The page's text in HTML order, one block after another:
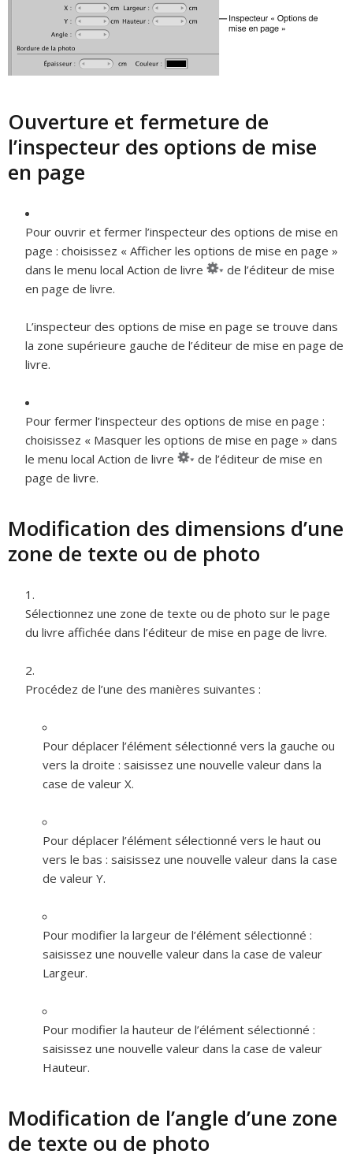
Ouverture et fermeture de
l’inspecteur des options de mise
en page
Pour ouvrir et fermer l’inspecteur des options de mise en
page : choisissez « Afficher les options de mise en page »
dans le menu local Action de livre
de l’éditeur de mise
en page de livre.
L’inspecteur des options de mise en page se trouve dans
la zone supérieure gauche de l’éditeur de mise en page de
livre.
Pour fermer l’inspecteur des options de mise en page :
choisissez « Masquer les options de mise en page » dans
le menu local Action de livre
de l’éditeur de mise en
page de livre.
Modification des dimensions d’une
zone de texte ou de photo
Sélectionnez une zone de texte ou de photo sur le page
du livre affichée dans l’éditeur de mise en page de livre.
Procédez de l’une des manières suivantes :
Pour déplacer l’élément sélectionné vers la gauche ou
vers la droite : saisissez une nouvelle valeur dans la
case de valeur X.
Pour déplacer l’élément sélectionné vers le haut ou
vers le bas : saisissez une nouvelle valeur dans la case
de valeur Y.
Pour modifier la largeur de l’élément sélectionné :
saisissez une nouvelle valeur dans la case de valeur
Largeur.
Pour modifier la hauteur de l’élément sélectionné :
saisissez une nouvelle valeur dans la case de valeur
Hauteur.
Modification de l’angle d’une zone
de texte ou de photo